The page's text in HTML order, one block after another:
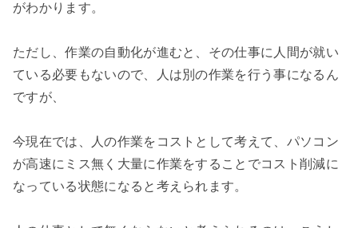
がわかります。
ただし、作業の自動化が進むと、その仕事に人間が就い
ている必要もないので、人は別の作業を行う事になるん
ですが、
今現在では、人の作業をコストとして考えて、パソコン
が高速にミス無く大量に作業をすることでコスト削減に
なっている状態になると考えられます。